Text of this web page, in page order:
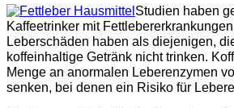
Studien haben
Kaffeetrinker mit
Leberschäden haben als diejenigen,
koffeinhaltige Getränk nicht trinken.
Menge an anormalen Leberenzymen
senken, bei denen ein Risiko für